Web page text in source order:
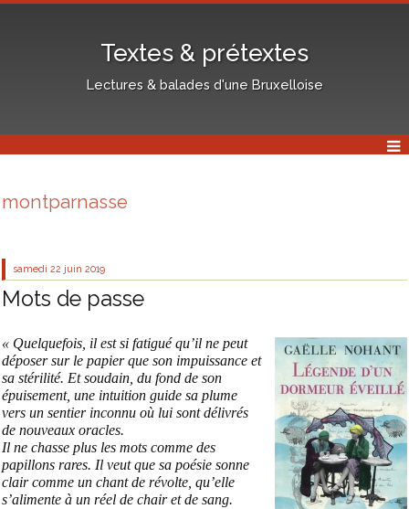
Textes & prétextes
Lectures & balades d'une Bruxelloise
montparnasse
samedi 22 juin 2019
Mots de passe
« Quelquefois, il est si fatigué qu’il ne peut
déposer sur le papier que son impuissance et
sa stérilité. Et soudain, du fond de son
épuisement, une intuition guide sa plume
vers un sentier inconnu où lui sont délivrés
de nouveaux oracles.
Il ne chasse plus les mots comme des
papillons rares. Il veut que sa poésie sonne
clair comme un chant de révolte, qu’elle
s’alimente à un réel de chair et de sang.